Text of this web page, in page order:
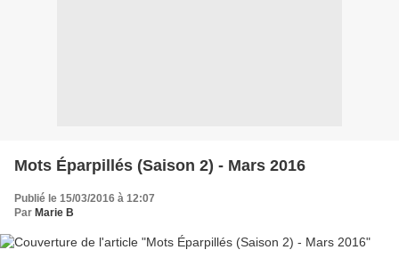
Mots Éparpillés (Saison 2) - Mars 2016
Publié le 15/03/2016 à 12:07
Par Marie B